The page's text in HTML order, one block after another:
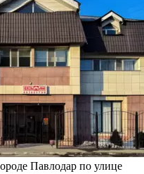
Павлодар по улице